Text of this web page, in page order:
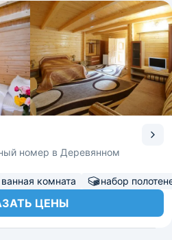
номер в Деревянном
комната набор
ЦЕНЫ